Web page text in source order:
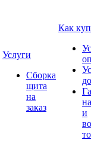
Услуги
Сборка
щита
на
заказ
Как
и